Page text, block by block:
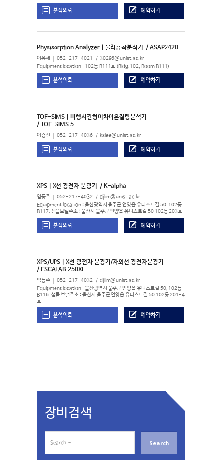
분석의뢰 예약하기
Physisorption Analyzer | 물리흡착분석기 / ASAP2420
이윤세 052-217-4021 30296@unist.ac.kr
Equipment location : 102동 B111호 (Bldg.102, Room B111)
분석의뢰 예약하기
TOF-SIMS | 비행시간형이차이온질량분석기
/ TOF-SIMS 5
이경선 052-217-4036 kslee@unist.ac.kr
분석의뢰 예약하기
XPS | X선 광전자 분광기 / K-alpha
임동주 052-217-4032 djlim@unist.ac.kr
Equipment location : 울산광역시 울주군 언양읍 유니스트길 50, 102동
B117. 샘플보낼주소 : 울산시 울주군 언양읍 유니스트길 50 102동 203호
분석의뢰 예약하기
XPS/UPS | X선 광전자 분광기/자외선 광전자분광기
/ ESCALAB 250XI
임동주 052-217-4032 djlim@unist.ac.kr
Equipment location : 울산광역시 울주군 언양읍 유니스트길 50, 102동
B116. 샘플 보낼주소 : 울산시 울주군 언양읍 유니스트길 50 102동 201-4
호
분석의뢰 예약하기
장비검색
a